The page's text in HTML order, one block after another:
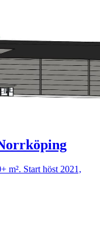
m². Start höst 2021,